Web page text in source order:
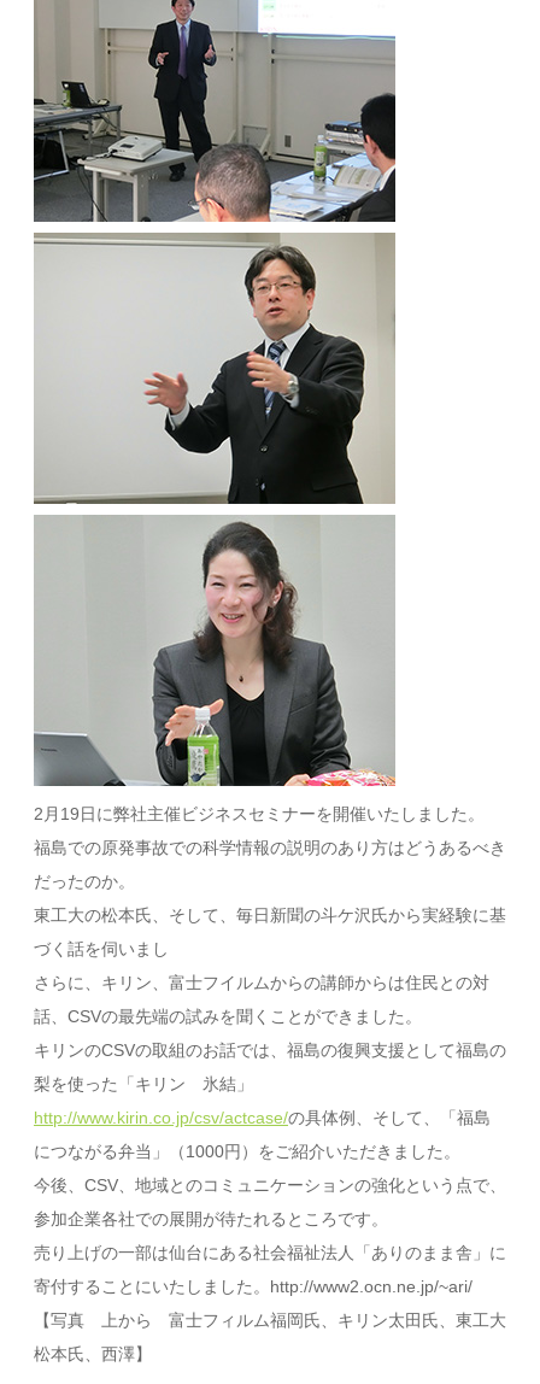
2月19日に弊社主催ビジネスセミナーを開催いたしました。
福島での原発事故での科学情報の説明のあり方はどうあるべき
だったのか。
東工大の松本氏、そして、毎日新聞の斗ケ沢氏から実経験に基
づく話を伺いまし
さらに、キリン、富士フイルムからの講師からは住民との対
話、CSVの最先端の試みを聞くことができました。
キリンのCSVの取組のお話では、福島の復興支援として福島の
梨を使った「キリン 氷結」
http://www.kirin.co.jp/csv/actcase/の具体例、そして、「福島
につながる弁当」（1000円）をご紹介いただきました。
今後、CSV、地域とのコミュニケーションの強化という点で、
参加企業各社での展開が待たれるところです。
売り上げの一部は仙台にある社会福祉法人「ありのまま舎」に
寄付することにいたしました。http://www2.ocn.ne.jp/~ari/
【写真 上から 富士フィルム福岡氏、キリン太田氏、東工大
松本氏、西澤】